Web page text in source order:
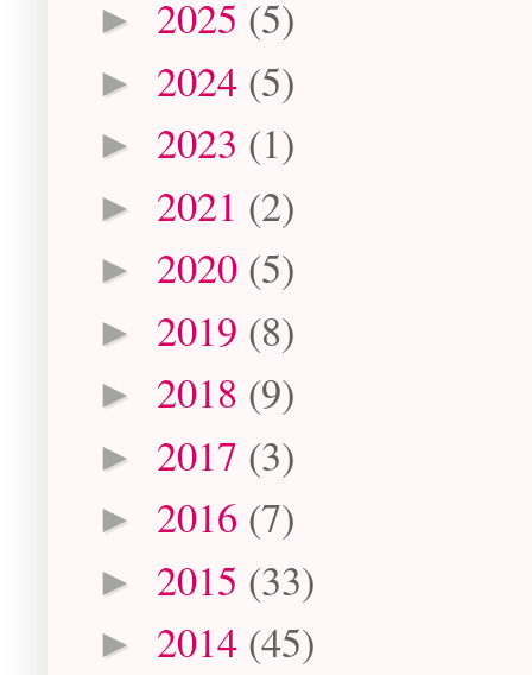
► 2025 (5)
► 2024 (5)
► 2023 (1)
► 2021 (2)
► 2020 (5)
► 2019 (8)
► 2018 (9)
► 2017 (3)
► 2016 (7)
► 2015 (33)
► 2014 (45)